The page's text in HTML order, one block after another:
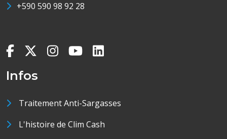
+590 590 98 92 28
Infos
Traitement Anti-Sargasses
L'histoire de Clim Cash